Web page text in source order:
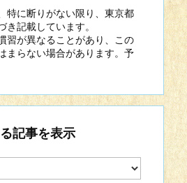
特に断りがない限り、東京都
記載しています。
習が異なることがあり、この
まらない場合があります。予
記事を表示